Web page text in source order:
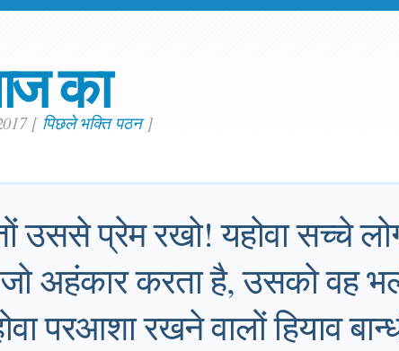
का
[ पिछले भक्ति पठन]
उससे प्रेम रखो! यहोवा सच्चे
जो अहंकार करता है, उसको वह
परआशा रखने वालों हियाव